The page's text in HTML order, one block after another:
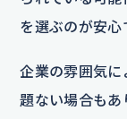
を選ぶのが安心
企業の雰囲気に
題ない場合も